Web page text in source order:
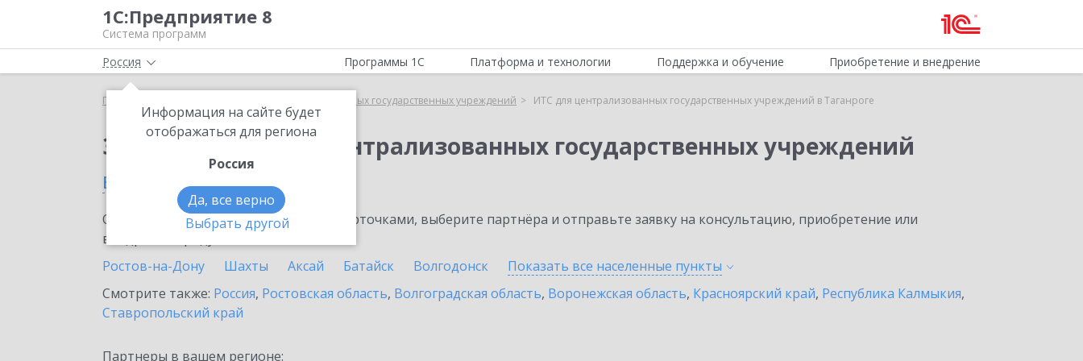
1С:Предприятие 8
Система программ
Россия
Информация на сайте будет
отображаться для региона
Россия
Да, все верно
Выбрать другой
Программы 1С Платформа и технологии Поддержка и обучение Приобретение и внедрение
Главная ИТС для централизованных государственных учреждений ИТС для централизованных государственных учреждений в Таганроге
Заказать ИТС для централизованных государственных учреждений
в Таганроге
Ознакомьтесь с информационными карточками, выберите партнёра и отправьте заявку на консультацию, приобретение или
внедрение продукта.
Ростов-на-Дону
Шахты Аксай Батайск Волгодонск Показать все населенные пункты
Смотрите также: Россия, Ростовская область, Волгоградская область, Воронежская область, Красноярский край, Республика Калмыкия,
Ставропольский край
Партнеры в вашем регионе: